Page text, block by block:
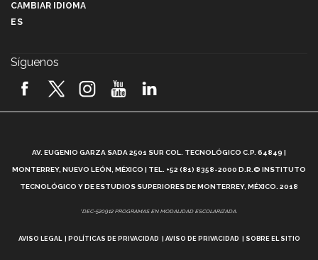
2026! (video)
¿Cómo es el Modelo Educativo Tec? (video)
Vida Tec: Feminismo e Inteligencia Artificial, Paola
CAMBIAR IDIOMA
ES
Síguenos
AV. EUGENIO GARZA SADA 2501 SUR COL. TECNOLÓGICO C.P. 64849 |
MONTERREY, NUEVO LEÓN, MÉXICO | TEL. +52 (81) 8358-2000 D.R.© INSTITUTO
TECNOLÓGICO Y DE ESTUDIOS SUPERIORES DE MONTERREY, MÉXICO. 2018
*DEC-520912 PROGRAMAS EN MODALIDAD ESCOLARIZADA.
AVISO LEGAL POLÍTICAS DE PRIVACIDAD AVISO DE PRIVACIDAD SOBRE EL SITIO